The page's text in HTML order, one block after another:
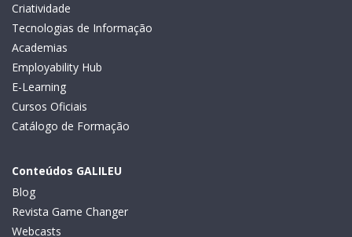
Criatividade
Tecnologias de Informação
Academias
Employability Hub
E-Learning
Cursos Oficiais
Catálogo de Formação
Conteúdos GALILEU
Blog
Revista Game Changer
Webcasts